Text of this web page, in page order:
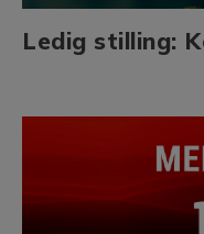
Ledig stilling: